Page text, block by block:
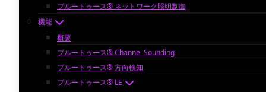
ブルートゥース® ネットワーク照明制御
機能
概要
ブルートゥース® Channel Sounding
ブルートゥース® 方向検知
ブルートゥース® LE